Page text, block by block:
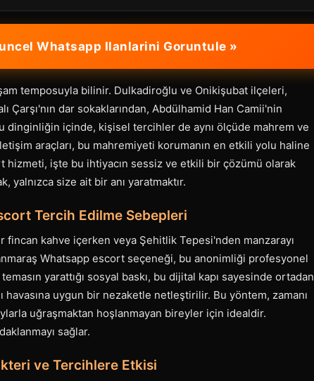
Whatsapp Ilanlarini Goruntule »
temposuyla bilinir. Dulkadiroğlu ve Onikişubat ilçeleri,
Çarşı'nın dar sokaklarından, Abdülhamid Han Camii'nin
dinginliğin içinde, kişisel tercihler de aynı ölçüde mahrem ve
araçları, bu mahremiyeti korumanın en etkili yolu haline
hizmeti, işte bu ihtiyacın sessiz ve etkili bir çözümü olarak
yalnızca size ait bir anı yaratmaktır.
Tercih Edilme Sebepleri
kahve içerken veya Şehitlik Tepesi'nden manzarayı
Whatsapp escort seçeneği, bu anonimliği profesyonel
yarattığı sosyal baskı, bu dijital kapı sayesinde ortadan
havasına uygun bir nezaketle netleştirilir. Bu yöntem, zamanı
uğraşmaktan hoşlanmayan bireyler için idealdir.
sağlar.
ve Tercihlere Etkisi